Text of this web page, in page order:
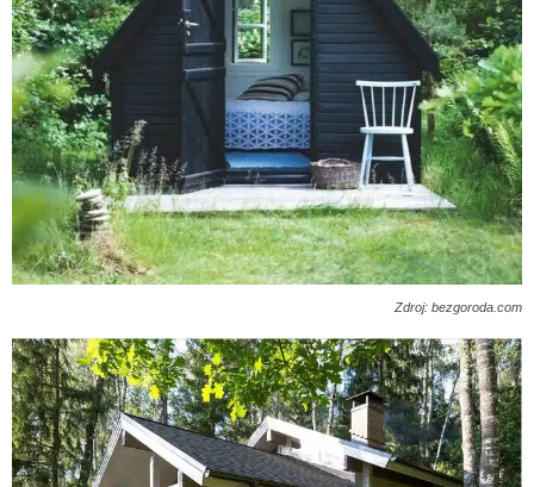
Zdroj: bezgoroda.com